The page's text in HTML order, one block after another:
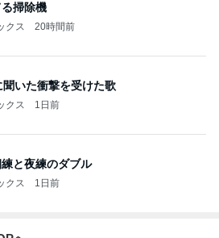
掃除機
クス 20時間前
聞いた衝撃を受けた歌
クス 1日前
と夜練のダブル
クス 1日前